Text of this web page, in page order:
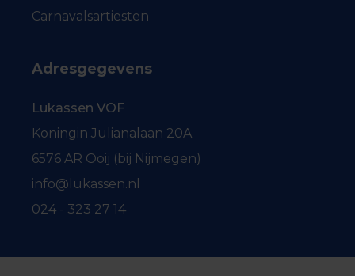
Carnavalsartiesten
Adresgegevens
Lukassen VOF
Koningin Julianalaan 20A
6576 AR Ooij (bij Nijmegen)
info@lukassen.nl
024 - 323 27 14